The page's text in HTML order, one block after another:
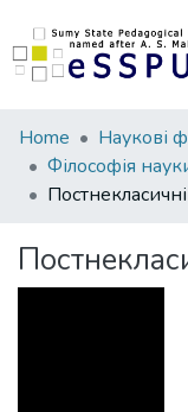
Communities
&
Collections
Home